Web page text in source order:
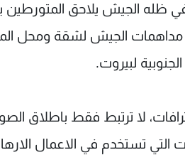
الجيش يلاحق المتورطين
مداهمات الجيش لشقة ومحل
لبيروت.
لا ترتبط فقط باطلاق
التي تستخدم في الاعمال